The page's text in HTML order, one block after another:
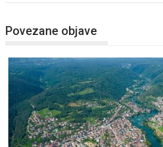
Povezane objave